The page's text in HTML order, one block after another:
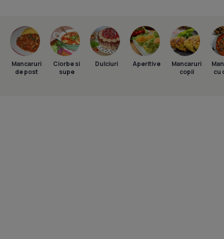
Mancaruri
de post
Ciorbe si
supe
Dulciuri Aperitive
Mancaruri
copii
cu